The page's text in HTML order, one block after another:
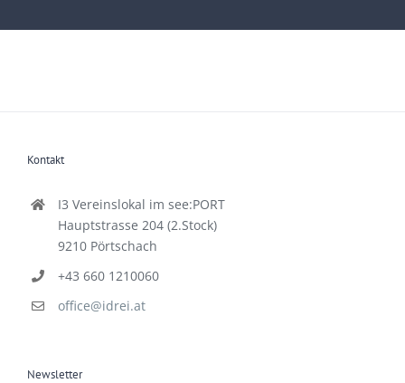
Kontakt
I3 Vereinslokal im see:PORT
Hauptstrasse 204 (2.Stock)
9210 Pörtschach
+43 660 1210060
office@idrei.at
Newsletter